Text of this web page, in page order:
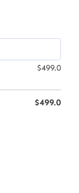
$499.0
$499.0